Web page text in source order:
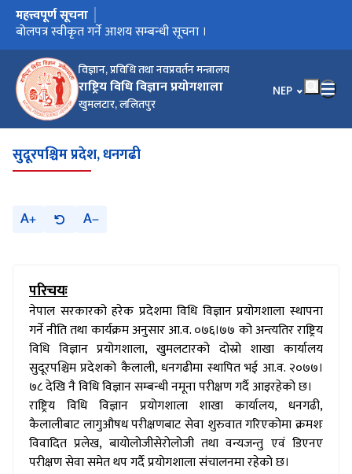
विज्ञान, प्रविधि तथा नवप्रवर्तन मन्त्रालय
राष्ट्रिय विधि विज्ञान प्रयोगशाला
खुमलटार, ललितपुर
भाषा चयन गर्नुहोस्
NEP
मुख्य नेभिगेसनमा जानुहोस्
महत्त्वपूर्ण सूचना
बढुवाको सिफारिस सम्बन्धी सूचना ।
बोलपत्र स्वीकृत गर्ने आशय सम्बन्धी सूचना ।
जेष्ठता र कार्यसम्पादन मूल्यांकन तथा कार्यक्षमता मूल्यांकन द्धारा हुने बढुवा
सम्बन्धी सूचना ।
खुला तथा आन्तरिक प्रतियोगिताद्धारा पदपूर्ति गर्ने सम्बन्धी सूचना ।
बोलपत्र स्वीकृत गर्ने आशयको सूचना ।
सुदूरपश्चिम प्रदेश, धनगढी
A A
परिचयः
नेपाल सरकारको हरेक प्रदेशमा विधि विज्ञान प्रयोगशाला स्थापना
गर्ने नीति तथा कार्यक्रम अनुसार आ.व. ०७६।७७ को अन्त्यतिर राष्ट्रिय
विधि विज्ञान प्रयोगशाला, खुमलटारको दोस्रो शाखा कार्यालय
सुदूरपश्चिम प्रदेशको कैलाली, धनगढीमा स्थापित भई आ.व. २०७७।
७८ देखि नै विधि विज्ञान सम्बन्धी नमूना परीक्षण गर्दै आइरहेको छ।
राष्ट्रिय विधि विज्ञान प्रयोगशाला शाखा कार्यालय, धनगढी,
कैलालीबाट लागुऔषध परीक्षणबाट सेवा शुरुवात गरिएकोमा क्रमशः
विवादित प्रलेख, बायोलोजीसेरोलोजी तथा वन्यजन्तु एवं डिएनए
परीक्षण सेवा समेत थप गर्दै प्रयोगशाला संचालनमा रहेको छ।